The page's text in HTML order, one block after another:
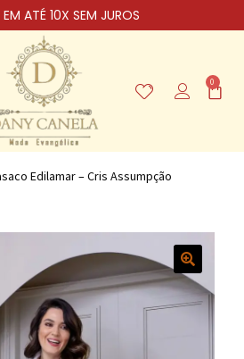
EM ATÉ 10X SEM JUROS
0
Edilamar – Cris Assumpção